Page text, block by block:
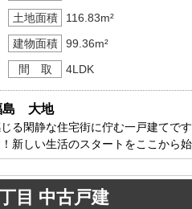
土地面積
116.83m²
建物面積
99.36m²
間 取
4LDK
　大地
る閑静な住宅街に佇む一戸建てで
新しい生活のスタートをここから
目 中古戸建